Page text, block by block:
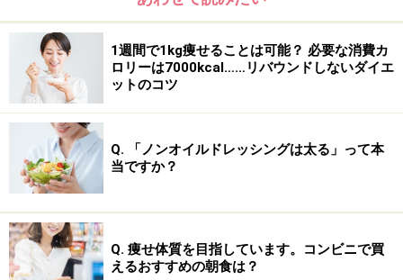
のみ（野菜、果物、ナッツ類が中心）を食べることで、
体が酵素を作り出すエネルギーを最小限に抑え、貯蓄し
たエネルギーを体内のデトックスや新陳代謝を上げるた
めに使うよう促すのが「ローフードダイエット」の痩せ
理論となります。
また、ローフードは加熱した普通の食事に比べると、消
化する際に体にかかる負担が少なくてすむのも特徴。こ
れにより、内臓器官に休息を与え、暴飲暴食などで疲れ
た内臓機能を取り戻すことができ、結果「体が軽くな
る」「むくみが改善する」「毒素が排出されて肌の調子
1週間で1kg痩せることは可能？ 必要な消費カ
ロリーは7000kcal……リバウンドしないダイエ
ットのコツ
Q. 「ノンオイルドレッシングは太る」って本
当ですか？
Q. 痩せ体質を目指しています。コンビニで買
えるおすすめの朝食は？